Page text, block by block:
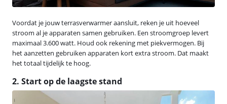
Voordat je jouw terrasverwarmer aansluit, reken je uit hoeveel
stroom al je apparaten samen gebruiken. Een stroomgroep levert
maximaal 3.600 watt. Houd ook rekening met piekvermogen. Bij
het aanzetten gebruiken apparaten kort extra stroom. Dat maakt
het totaal tijdelijk te hoog.
2. Start op de laagste stand